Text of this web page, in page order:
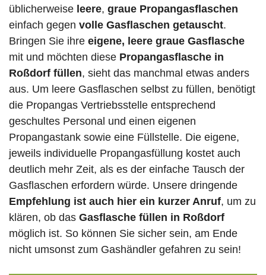
üblicherweise leere, graue Propangasflaschen
einfach gegen volle Gasflaschen getauscht.
Bringen Sie ihre eigene, leere graue Gasflasche
mit und möchten diese Propangasflasche in
Roßdorf füllen, sieht das manchmal etwas anders
aus. Um leere Gasflaschen selbst zu füllen, benötigt
die Propangas Vertriebsstelle entsprechend
geschultes Personal und einen eigenen
Propangastank sowie eine Füllstelle. Die eigene,
jeweils individuelle Propangasfüllung kostet auch
deutlich mehr Zeit, als es der einfache Tausch der
Gasflaschen erfordern würde. Unsere dringende
Empfehlung ist auch hier ein kurzer Anruf, um zu
klären, ob das Gasflasche füllen in Roßdorf
möglich ist. So können Sie sicher sein, am Ende
nicht umsonst zum Gashändler gefahren zu sein!